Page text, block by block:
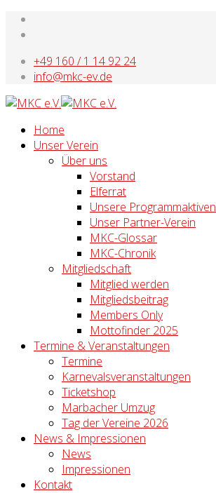
+49 160 / 1 14 92 24
info@mkc-ev.de
Home
Unser Verein
Über uns
Vorstand
Elferrat
Unsere Programmaktiven
Unser Partner-Verein
MKC-Glossar
MKC-Chronik
Mitgliedschaft
Mitglied werden
Mitgliedsbeitrag
Members Only
Mottofinder 2025
Termine & Veranstaltungen
Termine
Karnevalsveranstaltungen
Ticketshop
Marbacher Umzug
Tag der Vereine 2026
News & Impressionen
News
Impressionen
Kontakt